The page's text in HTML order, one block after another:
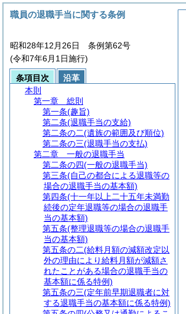
職員の退職手当に関する条例
昭和28年12月26日 条例第62号
(令和7年6月1日施行)
条項目次
沿革
本則
第一章
総則
第一条(趣旨)
第二条(退職手当の支給)
第二条の二(遺族の範囲及び順位)
第二条の三(退職手当の支払)
第二章
一般の退職手当
第二条の四(一般の退職手当)
第三条(自己の都合による退職等の
場合の退職手当の基本額)
第四条(十一年以上二十五年未満勤
続後の定年退職等の場合の退職手
当の基本額)
第五条(整理退職等の場合の退職手
当の基本額)
第五条の二(給料月額の減額改定以
外の理由により給料月額が減額さ
れたことがある場合の退職手当の
基本額に係る特例)
第五条の三(定年前早期退職者に対
する退職手当の基本額に係る特例)